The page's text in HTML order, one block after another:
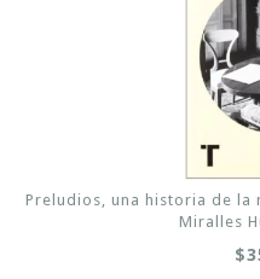
Preludios, una historia de la
Miralles